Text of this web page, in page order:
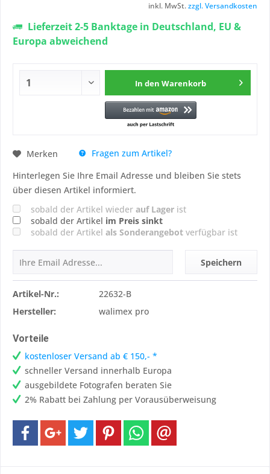
inkl. MwSt.zzgl. Versandkosten
Lieferzeit 2-5 Banktage in Deutschland, EU &
Europa abweichend
In den Warenkorb
Merken
Fragen zum Artikel?
Hinterlegen Sie Ihre Email Adresse und bleiben Sie stets
über diesen Artikel informiert.
sobald der Artikel wieder auf Lager ist
sobald der Artikel im Preis sinkt
sobald der Artikel als Sonderangebot verfügbar ist
Speichern
Artikel-Nr.:
22632-B
Hersteller:
walimex pro
Vorteile
kostenloser Versand ab € 150,- *
schneller Versand innerhalb Europa
ausgebildete Fotografen beraten Sie
2% Rabatt bei Zahlung per Vorausüberweisung